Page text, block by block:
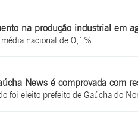
na produção industrial em
nacional de 0,1%
News é comprovada com
foi eleito prefeito de Gaúcha do